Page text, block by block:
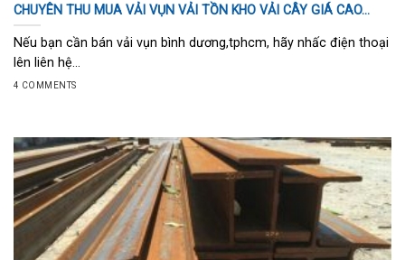
CHUYÊN THU MUA VẢI VỤN VẢI TỒN KHO VẢI CÂY GIÁ CAO…
Nếu bạn cần bán vải vụn bình dương,tphcm, hãy nhấc điện thoại
lên liên hệ...
4 COMMENTS